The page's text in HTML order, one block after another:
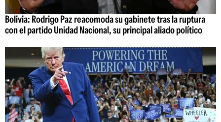
Bolivia: Rodrigo Paz reacomoda su gabinete tras la ruptura
con el partido Unidad Nacional, su principal aliado político